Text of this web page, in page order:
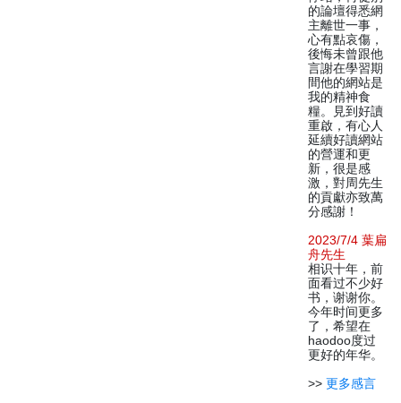
的論壇得悉網
主離世一事，
心有點哀傷，
後悔未曾跟他
言謝在學習期
間他的網站是
我的精神食
糧。見到好讀
重啟，有心人
延續好讀網站
的營運和更
新，很是感
激，對周先生
的貢獻亦致萬
分感謝！
2023/7/4 葉扁
舟先生
相识十年，前
面看过不少好
书，谢谢你。
今年时间更多
了，希望在
haodoo度过
更好的年华。
>> 更多感言